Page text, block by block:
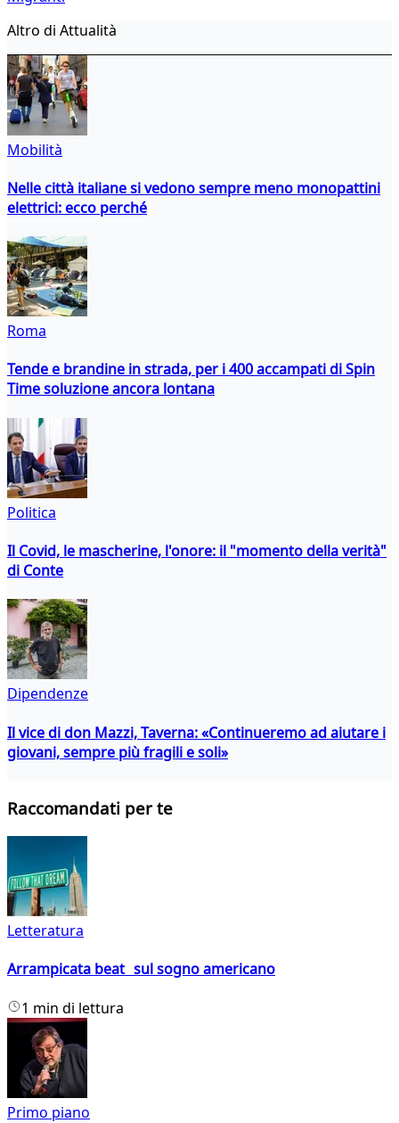
Altro di Attualità
Mobilità
Nelle città italiane si vedono sempre meno monopattini
elettrici: ecco perché
Roma
Tende e brandine in strada, per i 400 accampati di Spin
Time soluzione ancora lontana
Politica
Il Covid, le mascherine, l'onore: il "momento della verità"
di Conte
Dipendenze
Il vice di don Mazzi, Taverna: «Continueremo ad aiutare i
giovani, sempre più fragili e soli»
Raccomandati per te
Letteratura
Arrampicata beat sul sogno americano
1 min di lettura
Primo piano